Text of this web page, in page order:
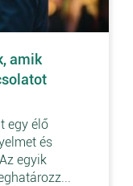
amik
egy élő
és
egyik